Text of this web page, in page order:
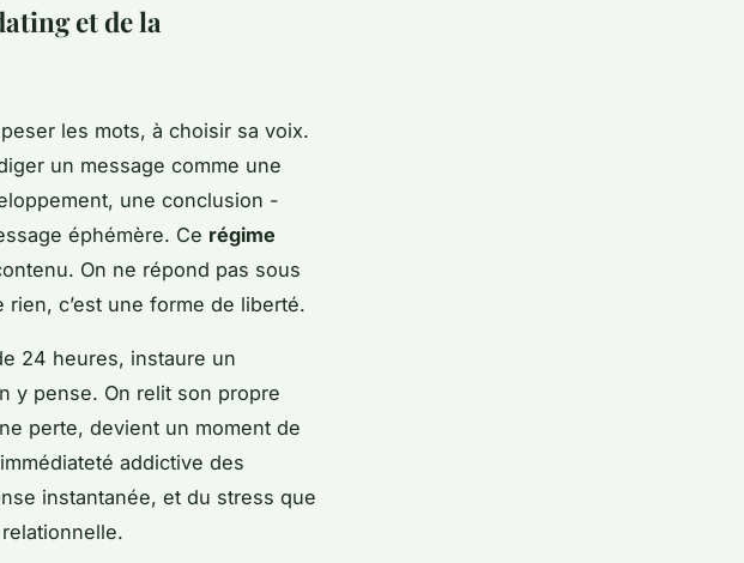
et de la
les mots, à choisir sa voix.
un message comme une
une conclusion -
éphémère. Ce régime
On ne répond pas sous
c’est une forme de liberté.
24 heures, instaure un
y pense. On relit son propre
perte, devient un moment de
addictive des
instantanée, et du stress que